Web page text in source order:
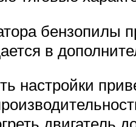
бензопилы
в
настройки